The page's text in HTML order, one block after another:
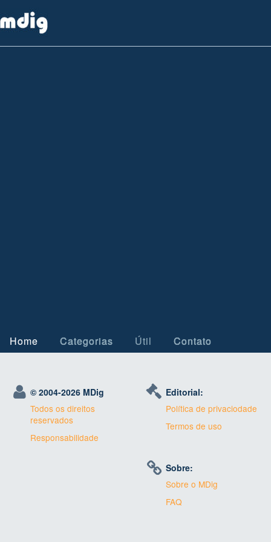
Home Categorias Útil Contato
© 2004-2026 MDig
Todos os direitos
reservados
Responsabilidade
Editorial:
Política de privaciodade
Termos de uso
Sobre:
Sobre o MDig
FAQ